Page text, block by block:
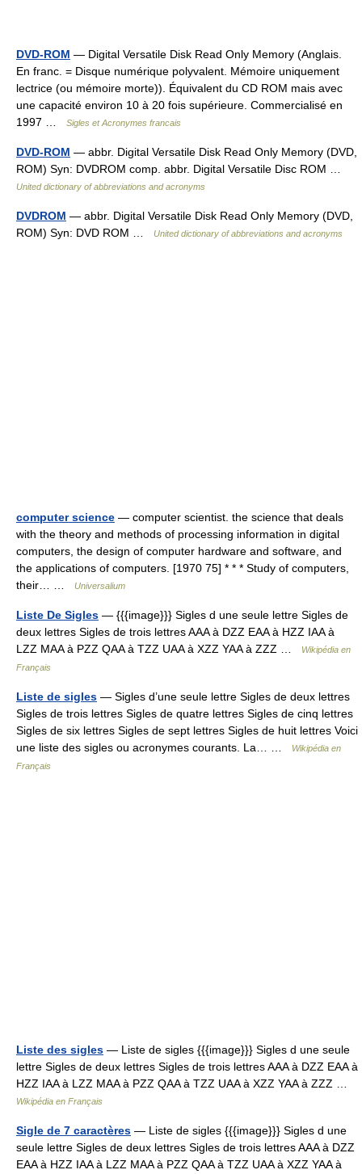
DVD-ROM — Digital Versatile Disk Read Only Memory (Anglais.
En franc. = Disque numérique polyvalent. Mémoire uniquement
lectrice (ou mémoire morte)). Équivalent du CD ROM mais avec
une capacité environ 10 à 20 fois supérieure. Commercialisé en
1997 …
Sigles et Acronymes francais
DVD-ROM — abbr. Digital Versatile Disk Read Only Memory (DVD,
ROM) Syn: DVDROM comp. abbr. Digital Versatile Disc ROM …
United dictionary of abbreviations and acronyms
DVDROM — abbr. Digital Versatile Disk Read Only Memory (DVD,
ROM) Syn: DVD ROM …
United dictionary of abbreviations and acronyms
computer science — computer scientist. the science that deals
with the theory and methods of processing information in digital
computers, the design of computer hardware and software, and
the applications of computers. [1970 75] * * * Study of computers,
their… …
Universalium
Liste De Sigles — {{{image}}} Sigles d une seule lettre Sigles de
deux lettres Sigles de trois lettres AAA à DZZ EAA à HZZ IAA à
LZZ MAA à PZZ QAA à TZZ UAA à XZZ YAA à ZZZ …
Wikipédia en
Français
Liste de sigles — Sigles d’une seule lettre Sigles de deux lettres
Sigles de trois lettres Sigles de quatre lettres Sigles de cinq lettres
Sigles de six lettres Sigles de sept lettres Sigles de huit lettres Voici
une liste des sigles ou acronymes courants. La… …
Wikipédia en
Français
Liste des sigles — Liste de sigles {{{image}}} Sigles d une seule
lettre Sigles de deux lettres Sigles de trois lettres AAA à DZZ EAA à
HZZ IAA à LZZ MAA à PZZ QAA à TZZ UAA à XZZ YAA à ZZZ …
Wikipédia en Français
Sigle de 7 caractères — Liste de sigles {{{image}}} Sigles d une
seule lettre Sigles de deux lettres Sigles de trois lettres AAA à DZZ
EAA à HZZ IAA à LZZ MAA à PZZ QAA à TZZ UAA à XZZ YAA à